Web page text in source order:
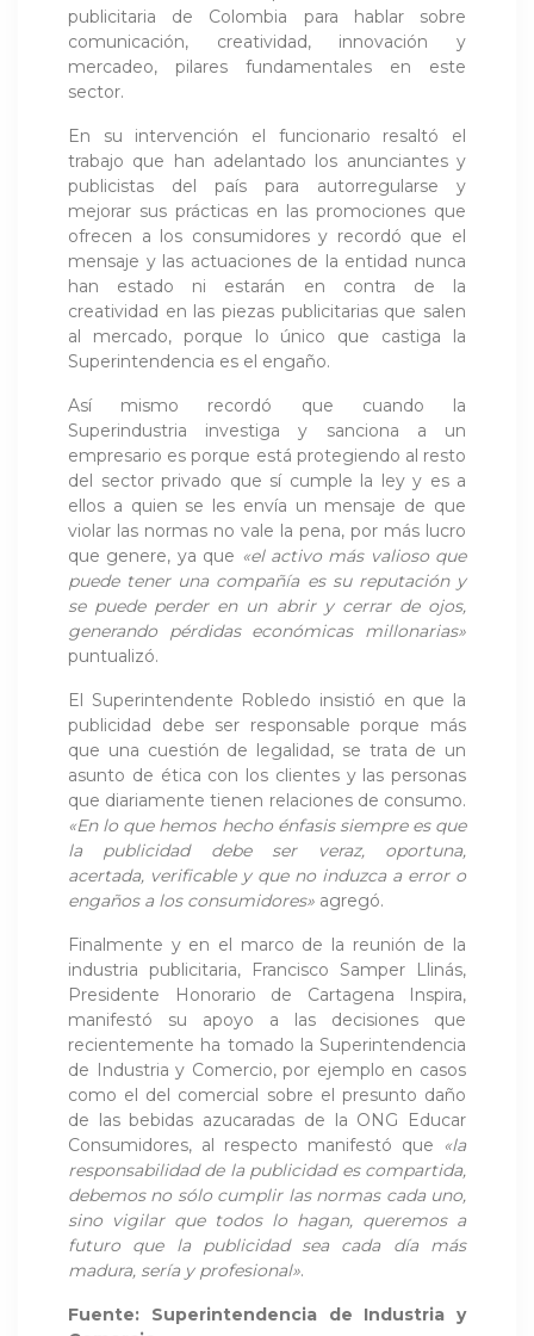
publicitaria de Colombia para hablar sobre
comunicación, creatividad, innovación y
mercadeo, pilares fundamentales en este
sector.
En su intervención el funcionario resaltó el
trabajo que han adelantado los anunciantes y
publicistas del país para autorregularse y
mejorar sus prácticas en las promociones que
ofrecen a los consumidores y recordó que el
mensaje y las actuaciones de la entidad nunca
han estado ni estarán en contra de la
creatividad en las piezas publicitarias que salen
al mercado, porque lo único que castiga la
Superintendencia es el engaño.
Así mismo recordó que cuando la
Superindustria investiga y sanciona a un
empresario es porque está protegiendo al resto
del sector privado que sí cumple la ley y es a
ellos a quien se les envía un mensaje de que
violar las normas no vale la pena, por más lucro
que genere, ya que «el activo más valioso que
puede tener una compañía es su reputación y
se puede perder en un abrir y cerrar de ojos,
generando pérdidas económicas millonarias»
puntualizó.
El Superintendente Robledo insistió en que la
publicidad debe ser responsable porque más
que una cuestión de legalidad, se trata de un
asunto de ética con los clientes y las personas
que diariamente tienen relaciones de consumo.
«En lo que hemos hecho énfasis siempre es que
la publicidad debe ser veraz, oportuna,
acertada, verificable y que no induzca a error o
engaños a los consumidores» agregó.
Finalmente y en el marco de la reunión de la
industria publicitaria, Francisco Samper Llinás,
Presidente Honorario de Cartagena Inspira,
manifestó su apoyo a las decisiones que
recientemente ha tomado la Superintendencia
de Industria y Comercio, por ejemplo en casos
como el del comercial sobre el presunto daño
de las bebidas azucaradas de la ONG Educar
Consumidores, al respecto manifestó que «la
responsabilidad de la publicidad es compartida,
debemos no sólo cumplir las normas cada uno,
sino vigilar que todos lo hagan, queremos a
futuro que la publicidad sea cada día más
madura, sería y profesional».
Fuente: Superintendencia de Industria y